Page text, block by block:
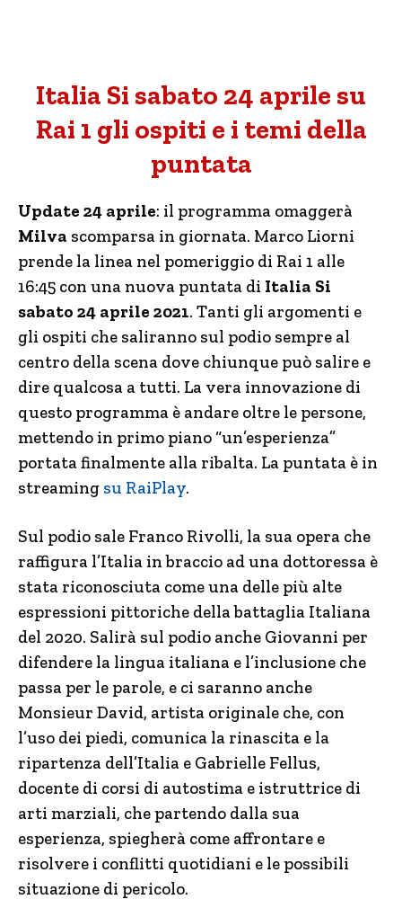
Italia Si sabato 24 aprile su
Rai 1 gli ospiti e i temi della
puntata
Update 24 aprile: il programma omaggerà
Milva scomparsa in giornata. Marco Liorni
prende la linea nel pomeriggio di Rai 1 alle
16:45 con una nuova puntata di Italia Si
sabato 24 aprile 2021. Tanti gli argomenti e
gli ospiti che saliranno sul podio sempre al
centro della scena dove chiunque può salire e
dire qualcosa a tutti. La vera innovazione di
questo programma è andare oltre le persone,
mettendo in primo piano “un’esperienza”
portata finalmente alla ribalta. La puntata è in
streaming su RaiPlay.
Sul podio sale Franco Rivolli, la sua opera che
raffigura l’Italia in braccio ad una dottoressa è
stata riconosciuta come una delle più alte
espressioni pittoriche della battaglia Italiana
del 2020. Salirà sul podio anche Giovanni per
difendere la lingua italiana e l’inclusione che
passa per le parole, e ci saranno anche
Monsieur David, artista originale che, con
l’uso dei piedi, comunica la rinascita e la
ripartenza dell’Italia e Gabrielle Fellus,
docente di corsi di autostima e istruttrice di
arti marziali, che partendo dalla sua
esperienza, spiegherà come affrontare e
risolvere i conflitti quotidiani e le possibili
situazione di pericolo.